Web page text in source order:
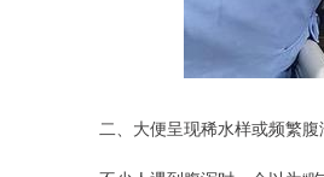
二、大便呈现稀水样或频繁腹